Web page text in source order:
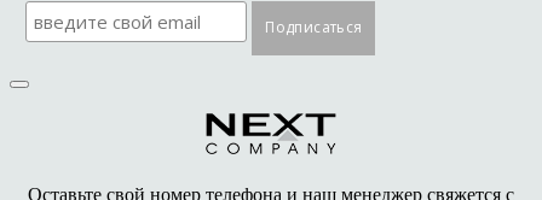
Оставьте свой номер телефона и наш менеджер свяжется с